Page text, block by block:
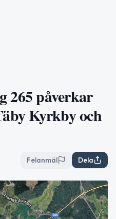
265 påverkar
Kyrkby och
Felanmäl Dela